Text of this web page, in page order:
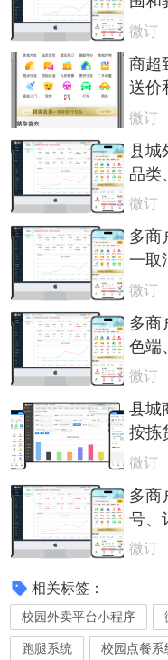
微订
商超
送价
微订
县城
品类
微订
多商
一取
微订
多商
色端
微订
县城
按拣
微订
多商
号、
微订
相关标签：
校园外卖平台小程序
跑腿系统 校园点餐系